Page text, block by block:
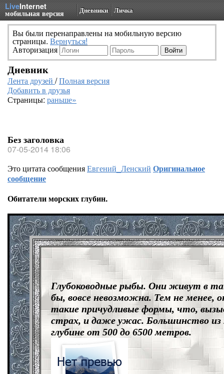
LiveInternet
мобильная версия Дневники Личка
Вы были перенаправлены на мобильную версию
страницы. Вернуться!
Авторизация
Дневник
Лента друзей /Полная версия
Добавить в друзья
Страницы: раньше»
Без заголовка
07-05-2014 18:06
Это цитата сообщенияЕвгений_Ленский Оригинальное
сообщение
Обитатели морских глубин.
Глубоководные рыбы. Они живут в
бы, вовсе невозможна. Тем не менее,
такие причудливые формы, что,
страх, и даже ужас. Большинство
глубине от 500 до 6500 метров.